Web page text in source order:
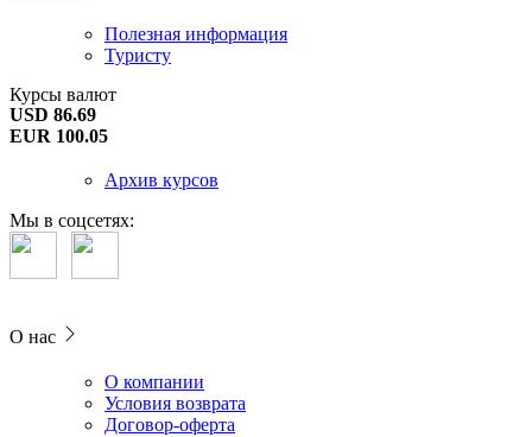
Полезная информация
Туристу
Курсы валют
USD 86.69
EUR 100.05
Архив курсов
Мы в соцсетях:
О нас
О компании
Условия возврата
Договор-оферта